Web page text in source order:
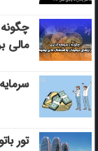
چگونه
مالی
تور